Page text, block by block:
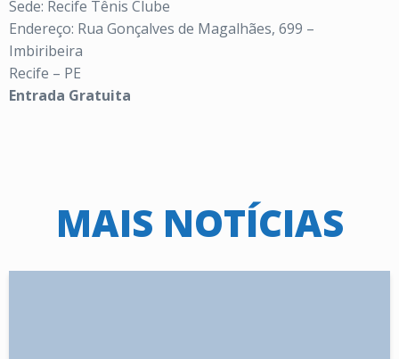
Sede: Recife Tênis Clube
Endereço: Rua Gonçalves de Magalhães, 699 –
Imbiribeira
Recife – PE
Entrada Gratuita
MAIS NOTÍCIAS